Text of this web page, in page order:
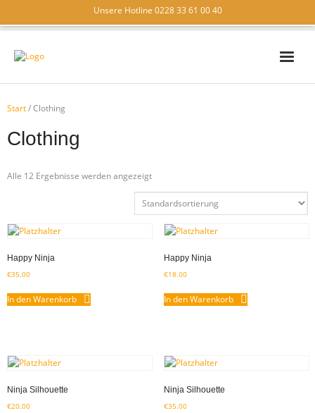
Unsere Hotline 0228 33 61 00 40
IT – LÖSUNGEN
WIR ÜBER UNS
Start/ Clothing
Clothing
Alle 12 Ergebnisse werden angezeigt
Happy Ninja
€35.00
In den Warenkorb
Happy Ninja
€18.00
In den Warenkorb
Ninja Silhouette
€20.00
Ninja Silhouette
€35.00